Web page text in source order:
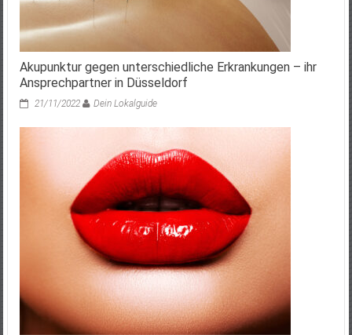
Akupunktur gegen unterschiedliche Erkrankungen – ihr
Ansprechpartner in Düsseldorf
21/11/2022 Dein Lokalguide